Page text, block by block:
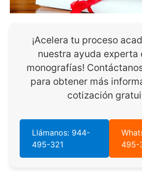
¡Acelera tu proceso
nuestra ayuda experta
monografías!
para obtener más
cotización
Llámanos: 944-
495-321
495-